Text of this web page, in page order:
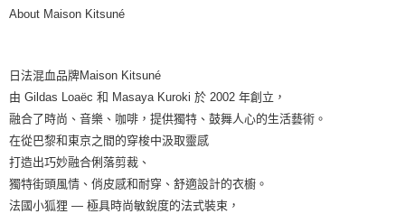
About Maison Kitsuné
日法混血品牌Maison Kitsuné
由 Gildas Loaëc 和 Masaya Kuroki 於 2002 年創立，
融合了時尚、音樂、咖啡，提供獨特、鼓舞人心的生活藝術。
在從巴黎和東京之間的穿梭中汲取靈感
打造出巧妙融合俐落剪裁、
獨特街頭風情、俏皮感和耐穿、舒適設計的衣櫥。
法國小狐狸 — 極具時尚敏銳度的法式裝束，